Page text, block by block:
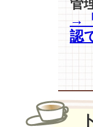
管
→
認